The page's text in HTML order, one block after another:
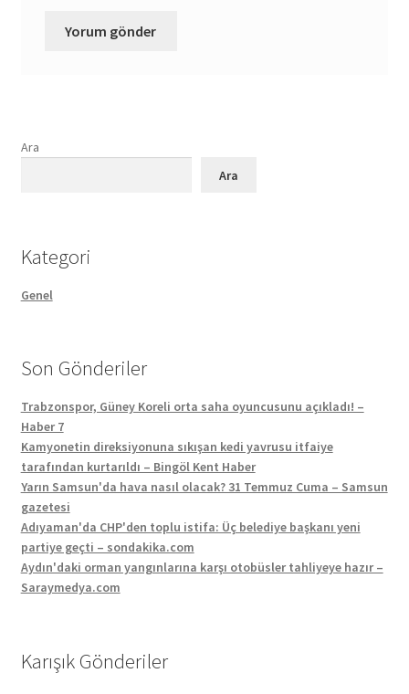
Ara
Ara
Kategori
Genel
Son Gönderiler
Trabzonspor, Güney Koreli orta saha oyuncusunu açıkladı! –
Haber 7
Kamyonetin direksiyonuna sıkışan kedi yavrusu itfaiye
tarafından kurtarıldı – Bingöl Kent Haber
Yarın Samsun'da hava nasıl olacak? 31 Temmuz Cuma – Samsun
gazetesi
Adıyaman'da CHP'den toplu istifa: Üç belediye başkanı yeni
partiye geçti – sondakika.com
Aydın'daki orman yangınlarına karşı otobüsler tahliyeye hazır –
Saraymedya.com
Karışık Gönderiler